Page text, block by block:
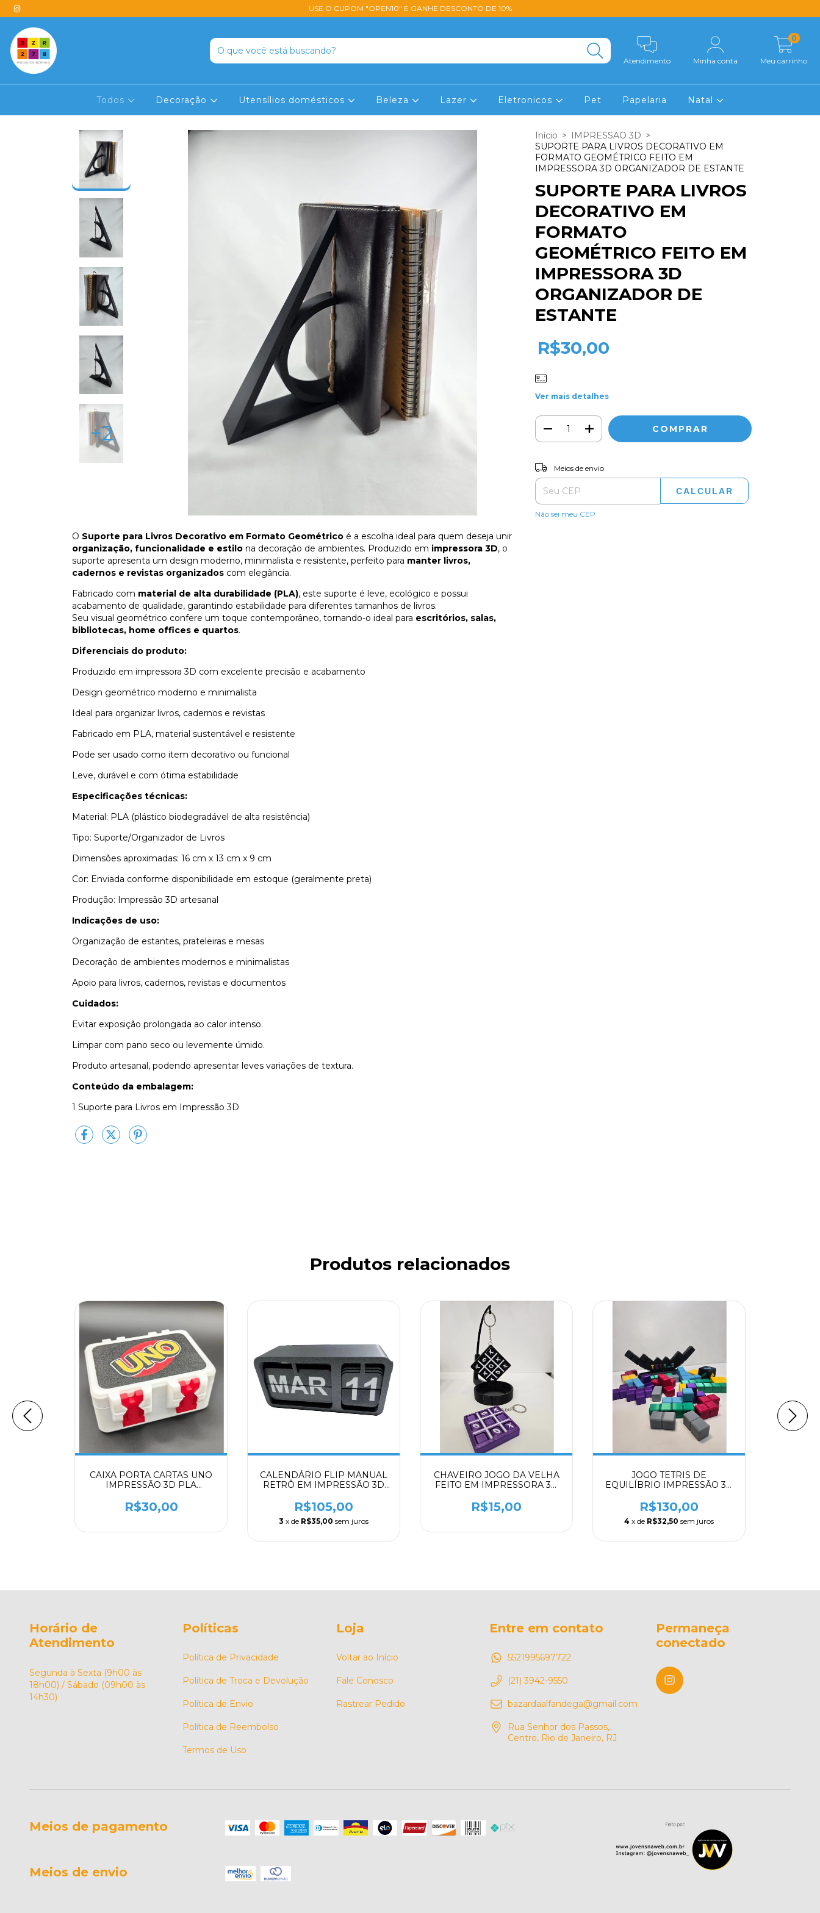
USE O CUPOM "OPEN10" E GANHE DESCONTO DE 10%
Atendimento Minha conta Meu carrinho
0
Todos Decoração Utensílios domésticos Beleza Lazer Eletronicos Pet Papelaria Natal
+2
O Suporte para Livros Decorativo em Formato Geométrico é a escolha ideal para quem deseja unir
organização, funcionalidade e estilo na decoração de ambientes. Produzido em impressora 3D, o
suporte apresenta um design moderno, minimalista e resistente, perfeito para manter livros,
cadernos e revistas organizados com elegância.
Fabricado com material de alta durabilidade (PLA), este suporte é leve, ecológico e possui
acabamento de qualidade, garantindo estabilidade para diferentes tamanhos de livros.
Seu visual geométrico confere um toque contemporâneo, tornando-o ideal para escritórios, salas,
bibliotecas, home offices e quartos.
Diferenciais do produto:
Produzido em impressora 3D com excelente precisão e acabamento
Design geométrico moderno e minimalista
Ideal para organizar livros, cadernos e revistas
Fabricado em PLA, material sustentável e resistente
Pode ser usado como item decorativo ou funcional
Leve, durável e com ótima estabilidade
Especificações técnicas:
Material: PLA (plástico biodegradável de alta resistência)
Tipo: Suporte/Organizador de Livros
Dimensões aproximadas: 16 cm x 13 cm x 9 cm
Cor: Enviada conforme disponibilidade em estoque (geralmente preta)
Produção: Impressão 3D artesanal
Indicações de uso:
Organização de estantes, prateleiras e mesas
Decoração de ambientes modernos e minimalistas
Apoio para livros, cadernos, revistas e documentos
Cuidados:
Evitar exposição prolongada ao calor intenso.
Limpar com pano seco ou levemente úmido.
Produto artesanal, podendo apresentar leves variações de textura.
Conteúdo da embalagem:
1 Suporte para Livros em Impressão 3D
Início > IMPRESSAO 3D >
SUPORTE PARA LIVROS DECORATIVO EM
FORMATO GEOMÉTRICO FEITO EM
IMPRESSORA 3D ORGANIZADOR DE ESTANTE
SUPORTE PARA LIVROS
DECORATIVO EM
FORMATO
GEOMÉTRICO FEITO EM
IMPRESSORA 3D
ORGANIZADOR DE
ESTANTE
R$30,00
Ver mais detalhes
Entregas para o CEP:
Meios de envio
CALCULAR
Não sei meu CEP
Produtos relacionados
CAIXA PORTA CARTAS UNO
IMPRESSÃO 3D PLA
ACOMPANHA JOGO DE
CARTAS ORGANIZADOR
R$30,00
CALENDÁRIO FLIP MANUAL
RETRÔ EM IMPRESSÃO 3D
OU SETUP
R$105,00
3 x de R$35,00 sem juros
CHAVEIRO JOGO DA VELHA
FEITO EM IMPRESSORA 3D
R$15,00
JOGO TETRIS DE
EQUILÍBRIO IMPRESSÃO 3D
COLORIDAS E BASE ESTÁVEL
R$130,00
4 x de R$32,50 sem juros
Horário de
Atendimento
Segunda à Sexta (9h00 às
18h00) / Sábado (09h00 às
14h30)
Políticas
Política de Privacidade
Política de Troca e Devolução
Política de Envio
Política de Reembolso
Termos de Uso
Loja
Voltar ao Início
Fale Conosco
Rastrear Pedido
Entre em contato
5521995697722
(21) 3942-9550
bazardaalfandega@gmail.com
Rua Senhor dos Passos,
Centro, Rio de Janeiro, RJ
Permaneça
conectado
Meios de pagamento
Meios de envio